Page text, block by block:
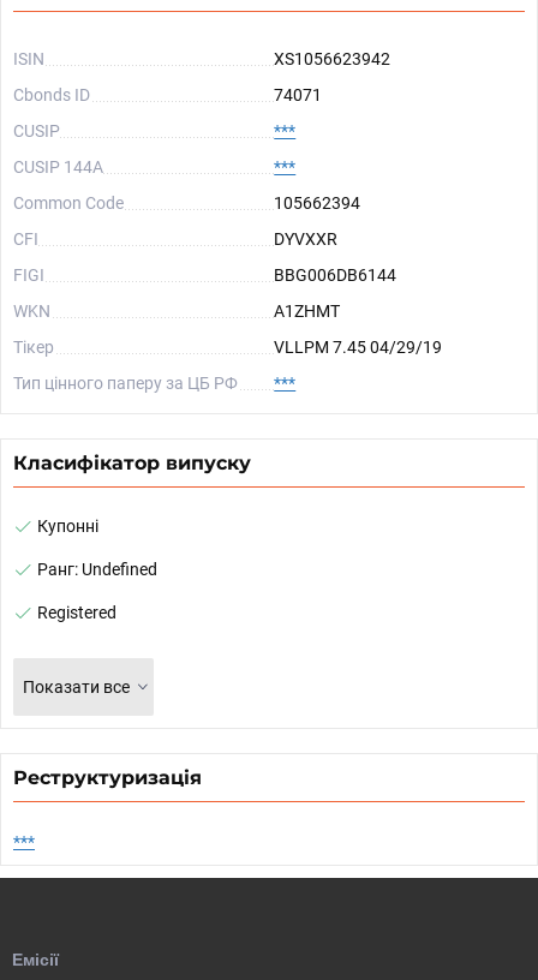
ISIN
XS1056623942
Cbonds ID
74071
CUSIP
***
CUSIP 144A
***
Common Code
105662394
CFI
DYVXXR
FIGI
BBG006DB6144
WKN
A1ZHMT
Тікер
VLLPM 7.45 04/29/19
Тип цінного паперу за ЦБ РФ
***
Класифікатор випуску
Купонні
Ранг: Undefined
Registered
Показати все
Реструктуризація
***
Емісії